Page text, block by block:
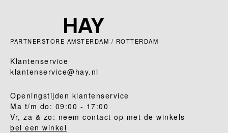
PARTNERSTORE AMSTERDAM / ROTTERDAM
Klantenservice
klantenservice@hay.nl
Openingstijden klantenservice
Ma t/m do: 09:00 - 17:00
Vr, za & zo: neem contact op met de winkels
bel een winkel